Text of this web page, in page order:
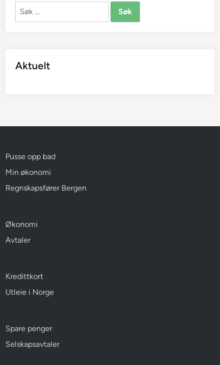
Søk
Aktuelt
Pusse opp bad
Min økonomi
Regnskapsfører Bergen
Økonomi
Avtaler
Kredittkort
Utleie i Norge
Spare penger
Selskapsavtaler